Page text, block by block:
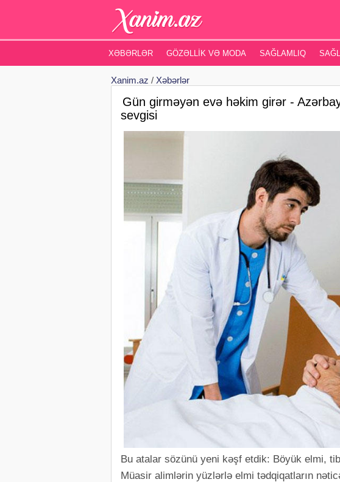
XƏBƏRLƏR GÖZƏLLIK VƏ MODA SAĞLAMLIQ
Xanim.az / Xəbərlər
Gün girməyən evə həkim girər -
sevgisi
Bu atalar sözünü yeni kəşf etdik: Böyük elmi,
Müasir alimlərin yüzlərlə elmi tədqiqatların